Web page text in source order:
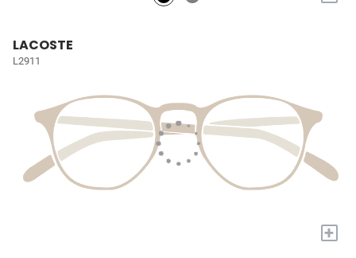
LACOSTE
L2911
+